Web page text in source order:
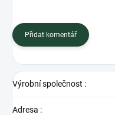
Přidat komentář
Výrobní společnost :
Adresa :